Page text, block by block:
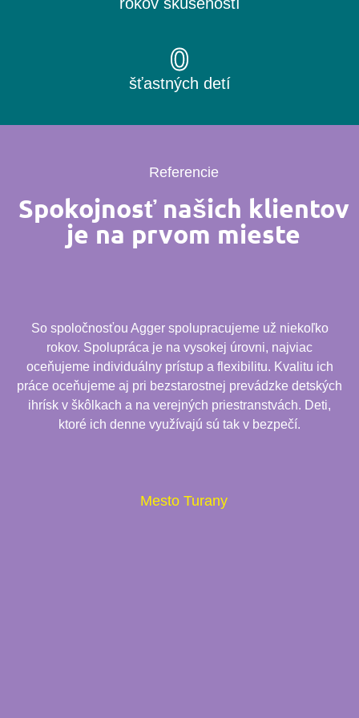
rokov skúseností
šťastných detí
0
Referencie
Spokojnosť našich klientov
je na prvom mieste
So spoločnosťou Agger spolupracujeme už niekoľko
rokov. Spolupráca je na vysokej úrovni, najviac
oceňujeme individuálny prístup a flexibilitu. Kvalitu ich
práce oceňujeme aj pri bezstarostnej prevádzke detských
ihrísk v škôlkach a na verejných priestranstvách. Deti,
ktoré ich denne využívajú sú tak v bezpečí.
Mesto Turany